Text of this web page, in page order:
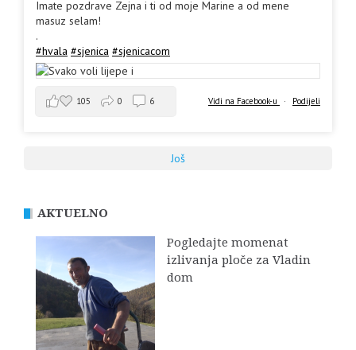
Imate pozdrave Zejna i ti od moje Marine a od mene
masuz selam!
.
#hvala #sjenica #sjenicacom
Vidi na Facebook-u · Podijeli
105 0 6
Još
AKTUELNO
Pogledajte momenat
izlivanja ploče za Vladin
dom